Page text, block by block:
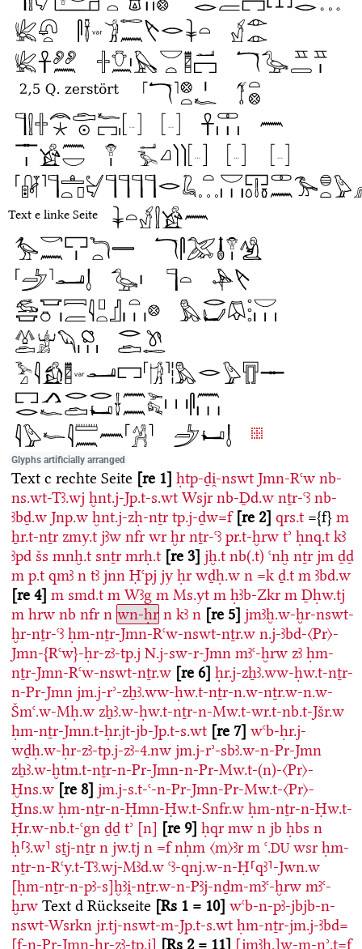
Text e linke Seite
Glyphs artificially arranged
Text c rechte Seite re 1 ḥtp-ḏi̯-nswt Jmn-Rꜥw nb-
ns.wt-Tꜣ.wj ḫnt.j-Jp.t-s.wt Wsjr nb-Ḏd.w nṯr-ꜥꜣ nb-
ꜣbḏ.w Jnp.w ḫnt.j-zḥ-nṯr tp.j-ḏw=f re 2 qrs.t ={f} m
ẖr.t-nṯr zmy.t jꜣw nfr wr ḫr nṯr-ꜥꜣ pr.t-ḫrw tʾ ḥnq.t kꜣ
ꜣpd šs mnḫ.t snṯr mrḥ.t re 3 jḫ.t nb(.t) ꜥnḫ nṯr jm ḏḏ
m p.t qmꜣ n tꜣ jnn Ḥꜥpj jy ḥr wḏḥ.w n =k ḏ.t m ꜣbd.w
re 4 m smd.t m Wꜣg m Ms.yt m ḥꜣb-Zkr m Ḏḥw.tj
m hrw nb nfr n wn-ḥr n kꜣ n re 5 jmꜣḫ.w-ḫr-nswt-
ḫr-nṯr-ꜥꜣ ḥm-nṯr-Jmn-Rꜥw-nswt-nṯr.w n.j-ꜣbd-〈Pr〉-
Jmn-{Rꜥw}-ḥr-zꜣ-tp.j N.j-sw-r-Jmn mꜣꜥ-ḫrw zꜣ ḥm-
nṯr-Jmn-Rꜥw-nswt-nṯr.w re 6 ḥr.j-zẖꜣ.ww-ḥw.t-nṯr-
n-Pr-Jmn jm.j-rʾ-zẖꜣ.ww-ḥw.t-nṯr-n.w-nṯr.w-n.w-
Šmꜥ.w-Mḥ.w zẖꜣ.w-ḥw.t-nṯr-n-Mw.t-wr.t-nb.t-Jšr.w
ḥm-nṯr-Jmn.t-ḥr.jt-jb-Jp.t-s.wt re 7 wꜥb-ḥr.j-
wḏḥ.w-ḥr-zꜣ-tp.j-zꜣ-4.nw jm.j-rʾ-sbꜣ.w-n-Pr-Jmn
zẖꜣ.w-ḫtm.t-nṯr-n-Pr-Jmn-n-Pr-Mw.t-(n)-〈Pr〉-
Ḫns.w re 8 jm.j-s.t-ꜥ-n-Pr-Jmn-Pr-Mw.t-〈Pr〉-
Ḫns.w ḥm-nṯr-n-Ḥmn-Ḥw.t-Snfr.w ḥm-nṯr-n-Ḥw.t-
Ḥr.w-nb.t-ꜥgn ḏḏ tʾ [n] re 9 ḥqr mw n jb ḥbs n
ḥ⸢ꜣ.w⸣ sṯj-nṯr n jw.tj n =f nḥm 〈m〉ꜣr m ꜥ.DU wsr ḥm-
nṯr-n-Rꜥy.t-Tꜣ.wj-Mꜣd.w ꜥꜣ-qnj.w-n-Ḥ⸢qꜣ⸣-Jwn.w
[ḥm-nṯr-n-pꜣ-s]ḫꜣi̯-nṯr.w-n-Pꜣj-nḏm-mꜣꜥ-ḫrw mꜣꜥ-
ḫrw Text d Rückseite Rs 1 = 10 wꜥb-n-pꜣ-jbjb-n-
nswt-Wsrkn jr.tj-nswt-m-Jp.t-s.wt ḥm-nṯr-jm.j-ꜣbd=
[f-n-Pr-Jmn-ḥr-zꜣ-tp.j]
Rs 2 = 11
[jmꜣḫ.]w-m-nʾ.t=f